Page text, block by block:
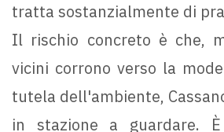
tratta sostanzialmente di
Il rischio concreto è che,
vicini corrono verso la
tutela dell'ambiente,
in stazione a guardare.